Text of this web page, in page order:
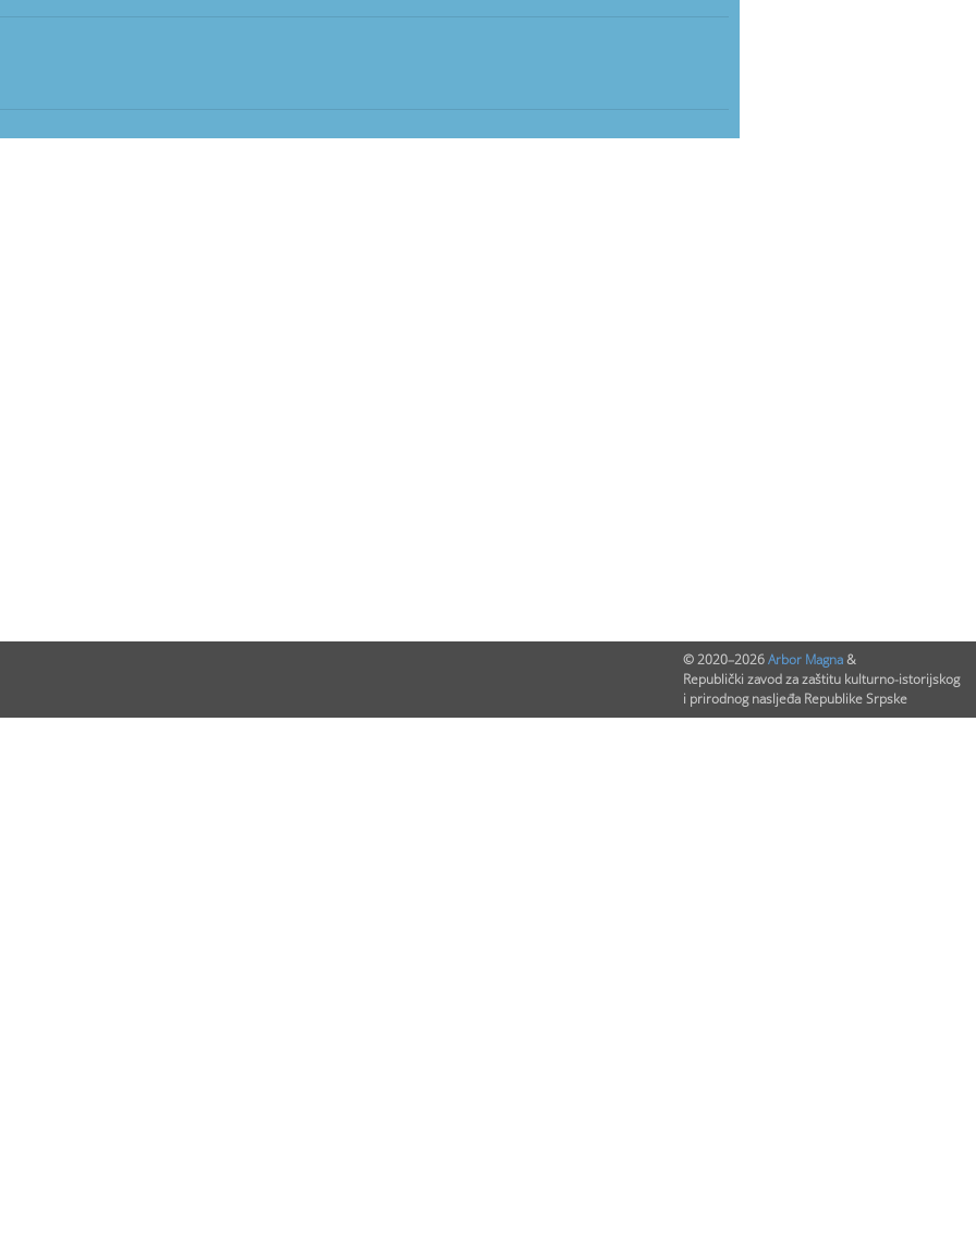
© 2020–2026Arbor Magna&
Republički zavod za zaštitu kulturno-istorijskog
i prirodnog nasljeđa Republike Srpske